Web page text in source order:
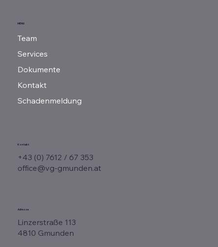
MENU
Team
Services
Dokumente
Kontakt
Schadenmeldung
Kontakt
+43 (0) 7612 / 67 353
office@vg-gmunden.at
Adresse
Linzerstraße 113
4810 Gmunden